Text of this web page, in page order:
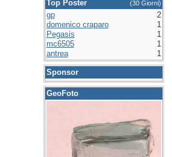
Top Poster (30 Giorni)
gp
2
domenico craparo
1
Pegasis
1
mc6505
1
antrea
1
Sponsor
GeoFoto